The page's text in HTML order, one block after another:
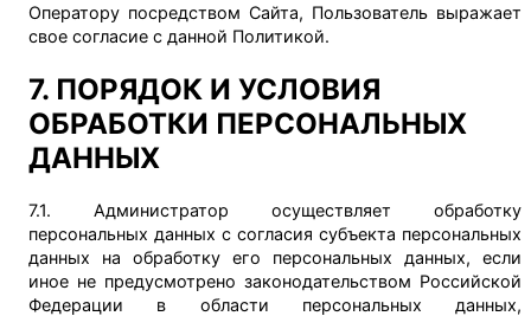
Оператору посредством Сайта, Пользователь выражает
свое согласие с данной Политикой.
7. ПОРЯДОК И УСЛОВИЯ
ОБРАБОТКИ ПЕРСОНАЛЬНЫХ
ДАННЫХ
7.1. Администратор осуществляет обработку
персональных данных с согласия субъекта персональных
данных на обработку его персональных данных, если
иное не предусмотрено законодательством Российской
Федерации в области персональных данных,